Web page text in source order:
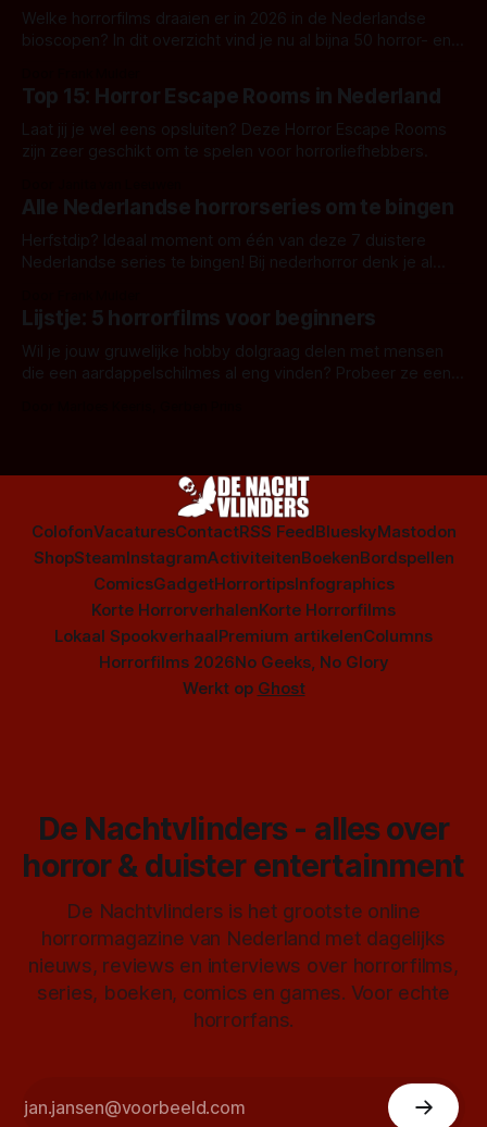
Welke horrorfilms draaien er in 2026 in de Nederlandse
bioscopen? In dit overzicht vind je nu al bijna 50 horror- en
Top 15: Horror Escape Rooms in Nederland
Laat jij je wel eens opsluiten? Deze Horror Escape Rooms
zijn zeer geschikt om te spelen voor horrorliefhebbers.
Alle Nederlandse horrorseries om te bingen
Herfstdip? Ideaal moment om één van deze 7 duistere
Nederlandse series te bingen! Bij nederhorror denk je al
Amsterdamned of The Johnsons. Maar Nederlandse horror
is niet beperkt tot films. Hier een aantal Nederlandse tv-
series uit het duistere of horrorgenre. Als
Lijstje: 5 horrorfilms voor beginners
Wil je jouw gruwelijke hobby dolgraag delen met mensen
die een aardappelschilmes al eng vinden? Probeer ze eens
ColofonVacaturesContactRSS FeedBlueskyMastodon
ShopSteamInstagramActiviteitenBoekenBordspellen
ComicsGadgetHorrortipsInfographics
Korte HorrorverhalenKorte Horrorfilms
Lokaal SpookverhaalPremium artikelenColumns
Horrorfilms 2026No Geeks, No Glory
Werkt op Ghost
De Nachtvlinders - alles over
horror & duister entertainment
De Nachtvlinders is het grootste online
horrormagazine van Nederland met dagelijks
nieuws, reviews en interviews over horrorfilms,
series, boeken, comics en games. Voor echte
horrorfans.